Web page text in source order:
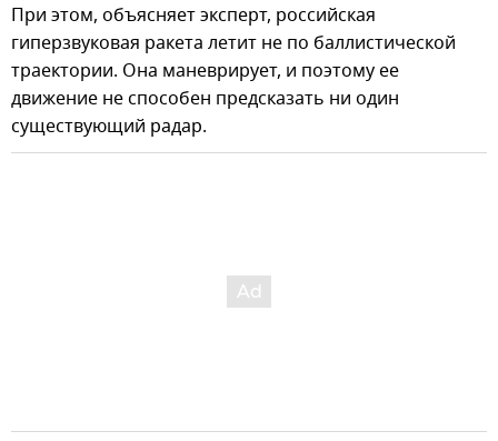
При этом, объясняет эксперт, российская
гиперзвуковая ракета летит не по баллистической
траектории. Она маневрирует, и поэтому ее
движение не способен предсказать ни один
существующий радар.